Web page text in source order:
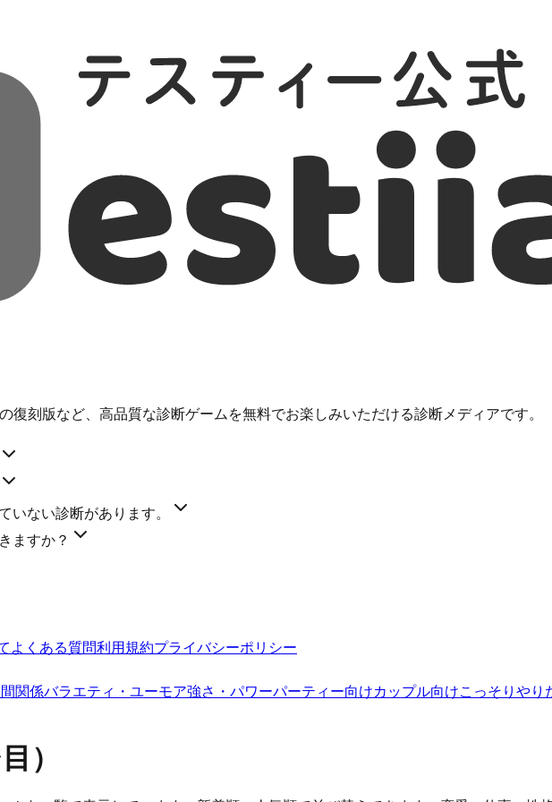
復刻版など、高品質な診断ゲームを無料でお楽しみいただける診断メディアです。
いない診断があります。
ますか？
よくある質問利用規約プライバシーポリシー
間関係バラエティ・ユーモア強さ・パワーパーティー向けカップル向けこっそりやり
）